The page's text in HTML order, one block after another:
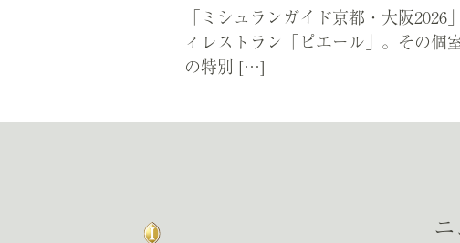
「ミシュランガイド京都・大阪
ィレストラン「ピエール」。その個
の特別 […]